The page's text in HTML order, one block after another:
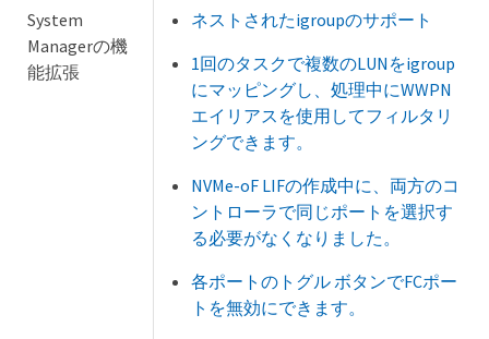
System
Managerの機
能拡張
ネストされたigroupのサポート
1回のタスクで複数のLUNをigroup
にマッピングし、処理中にWWPN
エイリアスを使用してフィルタリ
ングできます。
NVMe-oF LIFの作成中に、両方のコ
ントローラで同じポートを選択す
る必要がなくなりました。
各ポートのトグル ボタンでFCポー
トを無効にできます。